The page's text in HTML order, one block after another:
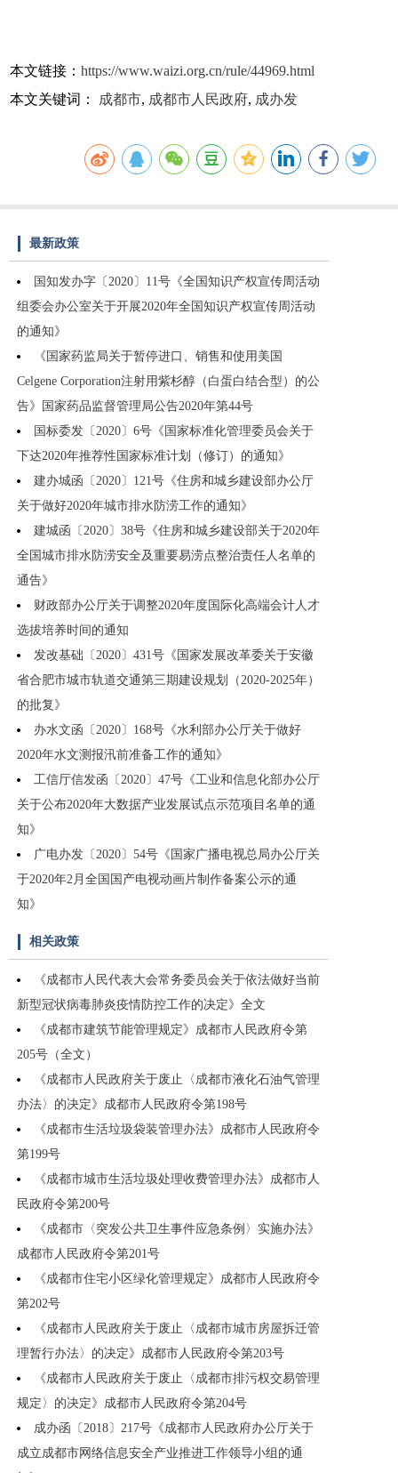
本文链接：https://www.waizi.org.cn/rule/44969.html
本文关键词： 成都市, 成都市人民政府, 成办发
最新政策
国知发办字〔2020〕11号《全国知识产权宣传周活动
组委会办公室关于开展2020年全国知识产权宣传周活动
的通知》
《国家药监局关于暂停进口、销售和使用美国
Celgene Corporation注射用紫杉醇（白蛋白结合型）的公
告》国家药品监督管理局公告2020年第44号
国标委发〔2020〕6号《国家标准化管理委员会关于
下达2020年推荐性国家标准计划（修订）的通知》
建办城函〔2020〕121号《住房和城乡建设部办公厅
关于做好2020年城市排水防涝工作的通知》
建城函〔2020〕38号《住房和城乡建设部关于2020年
全国城市排水防涝安全及重要易涝点整治责任人名单的
通告》
财政部办公厅关于调整2020年度国际化高端会计人才
选拔培养时间的通知
发改基础〔2020〕431号《国家发展改革委关于安徽
省合肥市城市轨道交通第三期建设规划（2020-2025年）
的批复》
办水文函〔2020〕168号《水利部办公厅关于做好
2020年水文测报汛前准备工作的通知》
工信厅信发函〔2020〕47号《工业和信息化部办公厅
关于公布2020年大数据产业发展试点示范项目名单的通
知》
广电办发〔2020〕54号《国家广播电视总局办公厅关
于2020年2月全国国产电视动画片制作备案公示的通
知》
相关政策
《成都市人民代表大会常务委员会关于依法做好当前
新型冠状病毒肺炎疫情防控工作的决定》全文
《成都市建筑节能管理规定》成都市人民政府令第
205号（全文）
《成都市人民政府关于废止〈成都市液化石油气管理
办法〉的决定》成都市人民政府令第198号
《成都市生活垃圾袋装管理办法》成都市人民政府令
第199号
《成都市城市生活垃圾处理收费管理办法》成都市人
民政府令第200号
《成都市〈突发公共卫生事件应急条例〉实施办法》
成都市人民政府令第201号
《成都市住宅小区绿化管理规定》成都市人民政府令
第202号
《成都市人民政府关于废止〈成都市城市房屋拆迁管
理暂行办法〉的决定》成都市人民政府令第203号
《成都市人民政府关于废止〈成都市排污权交易管理
规定〉的决定》成都市人民政府令第204号
成办函〔2018〕217号《成都市人民政府办公厅关于
成立成都市网络信息安全产业推进工作领导小组的通